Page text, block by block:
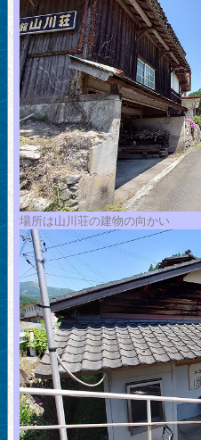
場所は山川荘の建物の向かい